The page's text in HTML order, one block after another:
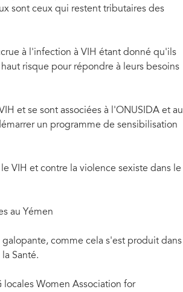
sont ceux qui restent tributaires des
à l'infection à VIH étant donné qu'ils
risque pour répondre à leurs besoins
et se sont associées à l'ONUSIDA et au
un programme de sensibilisation
VIH et contre la violence sexiste dans le
au Yémen
comme cela s'est produit dans
Santé.
Women Association for